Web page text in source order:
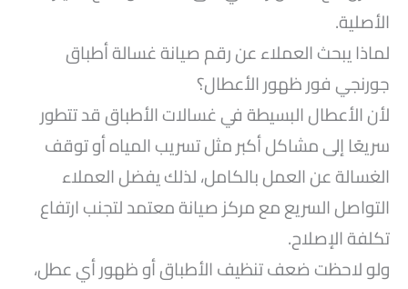
الأصلية.
لماذا يبحث العملاء عن رقم صيانة غسالة أطباق
جورنجي فور ظهور الأعطال؟
لأن الأعطال البسيطة في غسالات الأطباق قد تتطور
سريعًا إلى مشاكل أكبر مثل تسريب المياه أو توقف
الغسالة عن العمل بالكامل، لذلك يفضل العملاء
التواصل السريع مع مركز صيانة معتمد لتجنب ارتفاع
تكلفة الإصلاح.
ولو لاحظت ضعف تنظيف الأطباق أو ظهور أي عطل،